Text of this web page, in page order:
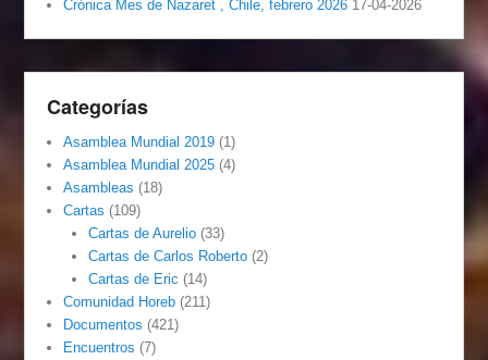
Crónica Mes de Nazaret , Chile, febrero 2026 17-04-2026
Categorías
Asamblea Mundial 2019 (1)
Asamblea Mundial 2025 (4)
Asambleas (18)
Cartas (109)
Cartas de Aurelio(33)
Cartas de Carlos Roberto(2)
Cartas de Eric (14)
Comunidad Horeb (211)
Documentos (421)
Encuentros (7)